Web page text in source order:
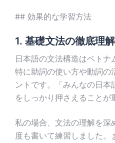
## 効果的な学習方法
1. 基礎文法の徹底理解
日本語の文法構造はベトナ
特に助詞の使い方や動詞の
ントです。「みんなの日
をしっかり押さえることが
私の場合、文法の理解を深
度も書いて練習しました